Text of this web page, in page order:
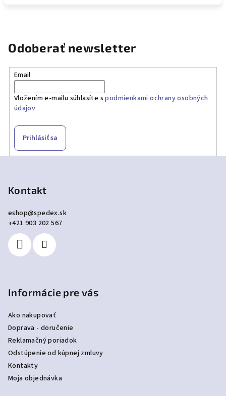
Odoberať newsletter
Email
Vložením e-mailu súhlasíte spodmienkami ochrany osobných
údajov
Prihlásiť sa
Kontakt
eshop@spedex.sk
+421 903 202 567
Informácie pre vás
Ako nakupovať
Doprava - doručenie
Reklamačný poriadok
Odstúpenie od kúpnej zmluvy
Kontakty
Moja objednávka